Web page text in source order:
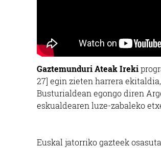
Gaztemunduri Ateak Ireki
27] egin zieten harrera
Busturialdean egongo diren
eskualdearen luze-zabaleko
Euskal jatorriko gazteek